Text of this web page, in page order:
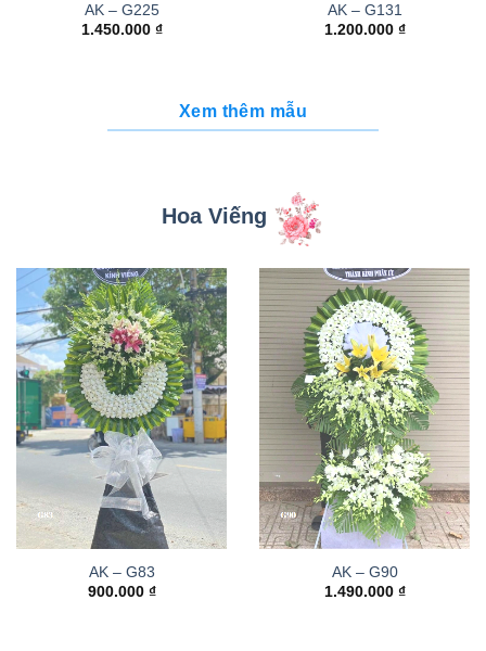
AK – G225
1.450.000 ₫
AK – G131
1.200.000 ₫
Xem thêm mẫu
Hoa Viếng
AK – G83
900.000 ₫
AK – G90
1.490.000 ₫